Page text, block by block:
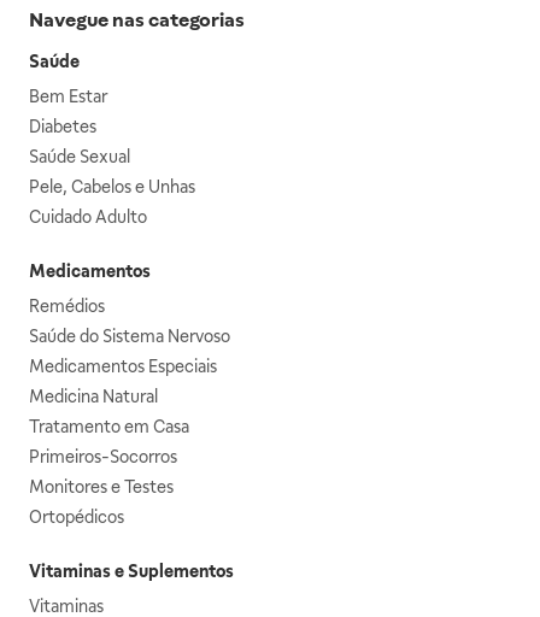
Navegue nas categorias
Saúde
Bem Estar
Diabetes
Saúde Sexual
Pele, Cabelos e Unhas
Cuidado Adulto
Medicamentos
Remédios
Saúde do Sistema Nervoso
Medicamentos Especiais
Medicina Natural
Tratamento em Casa
Primeiros-Socorros
Monitores e Testes
Ortopédicos
Vitaminas e Suplementos
Vitaminas